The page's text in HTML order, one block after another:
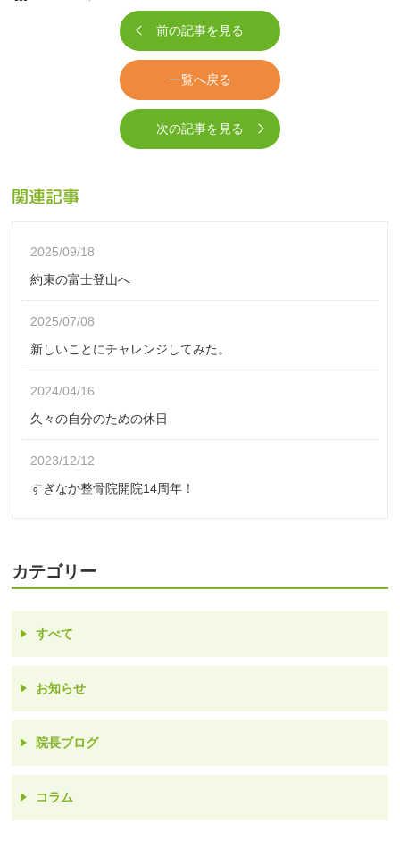
前の記事を見る
一覧へ戻る
次の記事を見る
関連記事
2025/09/18
約束の富士登山へ
2025/07/08
新しいことにチャレンジしてみた。
2024/04/16
久々の自分のための休日
2023/12/12
すぎなか整骨院開院14周年！
カテゴリー
すべて
お知らせ
院長ブログ
コラム